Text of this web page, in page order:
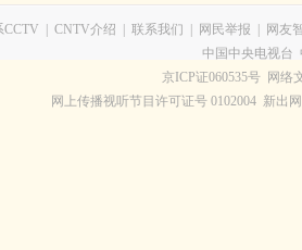
CCTV | CNTV介绍 | 联系我们 | 网民举报 | 网友
中国中央电视台
京ICP证060535号 网络
网上传播视听节目许可证号 0102004 新出